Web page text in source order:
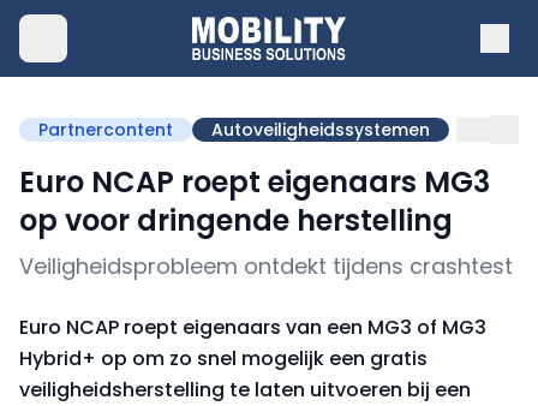
Partnercontent Autoveiligheidssystemen
Euro NCAP roept eigenaars MG3
op voor dringende herstelling
Veiligheidsprobleem ontdekt tijdens crashtest
Euro NCAP roept eigenaars van een MG3 of MG3
Hybrid+ op om zo snel mogelijk een gratis
veiligheidsherstelling te laten uitvoeren bij een